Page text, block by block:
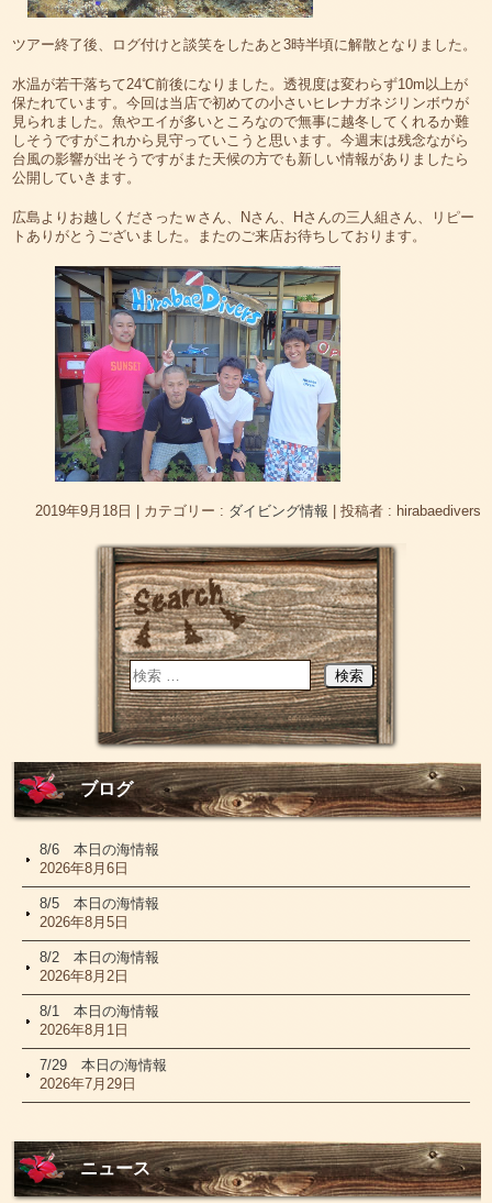
ツアー終了後、ログ付けと談笑をしたあと3時半頃に解散となりました。
水温が若干落ちて24℃前後になりました。透視度は変わらず10m以上が
保たれています。今回は当店で初めての小さいヒレナガネジリンボウが
見られました。魚やエイが多いところなので無事に越冬してくれるか難
しそうですがこれから見守っていこうと思います。今週末は残念ながら
台風の影響が出そうですがまた天候の方でも新しい情報がありましたら
公開していきます。
広島よりお越しくださったｗさん、Nさん、Hさんの三人組さん、リピー
トありがとうございました。またのご来店お待ちしております。
2019年9月18日 | カテゴリー : ダイビング情報 | 投稿者 : hirabaedivers
ブログ
8/6 本日の海情報
2026年8月6日
8/5 本日の海情報
2026年8月5日
8/2 本日の海情報
2026年8月2日
8/1 本日の海情報
2026年8月1日
7/29 本日の海情報
2026年7月29日
ニュース